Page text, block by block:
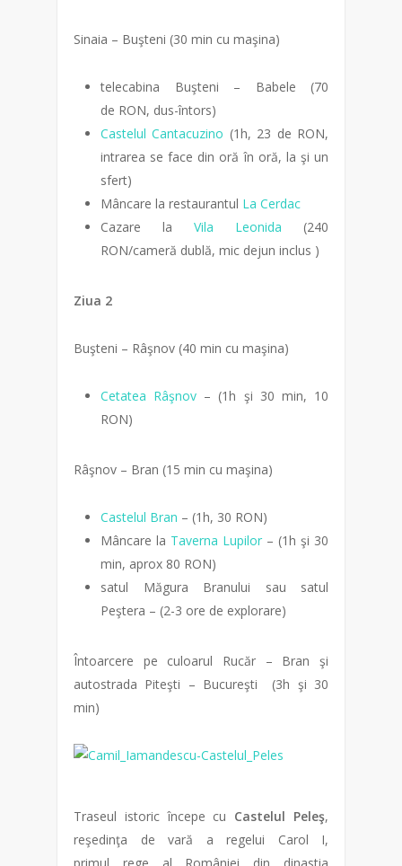
Sinaia – Buşteni (30 min cu maşina)
telecabina Buşteni – Babele (70
de RON, dus-întors)
Castelul Cantacuzino (1h, 23 de RON,
intrarea se face din oră în oră, la şi un
sfert)
Mâncare la restaurantul La Cerdac
Cazare la Vila Leonida (240
RON/cameră dublă, mic dejun inclus )
Ziua 2
Buşteni – Râşnov (40 min cu maşina)
Cetatea Râşnov – (1h şi 30 min, 10
RON)
Râşnov – Bran (15 min cu maşina)
Castelul Bran – (1h, 30 RON)
Mâncare la Taverna Lupilor – (1h şi 30
min, aprox 80 RON)
satul Măgura Branului sau satul
Peştera – (2-3 ore de explorare)
Întoarcere pe culoarul Rucăr – Bran şi
autostrada Piteşti – Bucureşti (3h şi 30
min)
Traseul istoric începe cu Castelul Peleş,
reşedinţa de vară a regelui Carol I,